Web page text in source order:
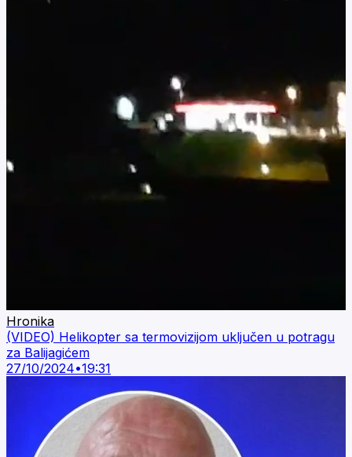
Hronika
(VIDEO) Helikopter sa termovizijom uključen u potragu
za Balijagićem
27/10/2024•19:31